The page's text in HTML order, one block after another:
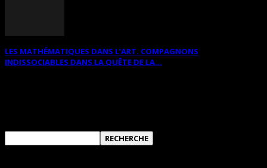
LES MATHÉMATIQUES DANS L’ART. COMPAGNONS
INDISSOCIABLES DANS LA QUÊTE DE LA...